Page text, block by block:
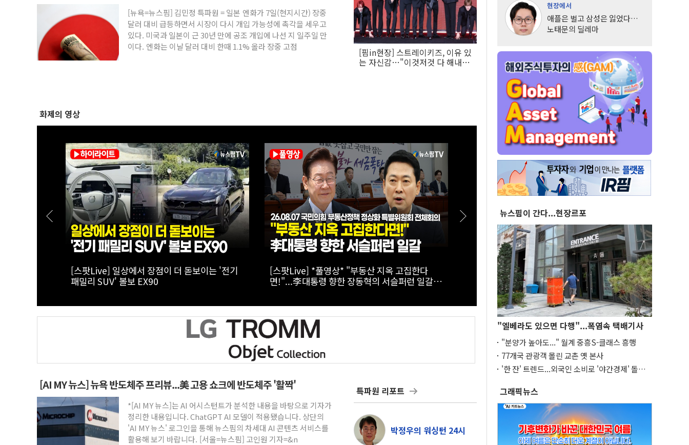
[뉴욕=뉴스핌] 김민정 특파원 = 일본 엔화가 7일(현지시간) 장중
달러 대비 급등하면서 시장이 다시 개입 가능성에 촉각을 세우고
있다. 미국과 일본이 근 30년 만에 공조 개입에 나선 지 일주일 만
이다. 엔화는 이날 달러 대비 한때 1.1% 올라 장중 고점
[핌in현장] 스트레이키즈, 이유 있
는 자신감…"이것저것 다 해내는
화제의 영상
[스팟Live] 李대통령 "국가폭력 피해자, 국가가
치유해야…국가 책임 유효기간 없어"｜
[실전! 해외주식] 광둥성 반도체 생태계 리더 '캔
세미', 창업판 상장 도전
[스팟Live] 한자리에 모인 장군들...李대통령,
이상렬 대장 등 진급 장성 4명에 삼정검 수치 직
접 수여｜26.08.07 장성 진급·삼정검 수치 수
[AI MY 뉴스] 뉴욕 반도체주 프리뷰...美 고용 쇼크에 반도체주 '활짝'
*[AI MY 뉴스]는 AI 어시스턴트가 분석한 내용을 바탕으로 기자가
정리한 내용입니다. ChatGPT AI 모델이 적용됐습니다. 상단의
'AI MY 뉴스' 로그인을 통해 뉴스핌의 차세대 AI 콘텐츠 서비스를
활용해 보기 바랍니다. [서울=뉴스핌] 고인원 기자=&n
특파원 리포트
박정우의 워싱턴 24시
현장에서
애플은 벌고 삼성은 잃었다…
노태문의 딜레마
뉴스핌이 간다...현장르포
"엘베라도 있으면 다행"...폭염속 택배기사
"분양가 높아도..." 월계 중흥S-클래스 흥행
77개국 관광객 몰린 교촌 옛 본사
'한 잔' 트렌드...외국인 소비로 '야간경제' 돌파
그래픽뉴스